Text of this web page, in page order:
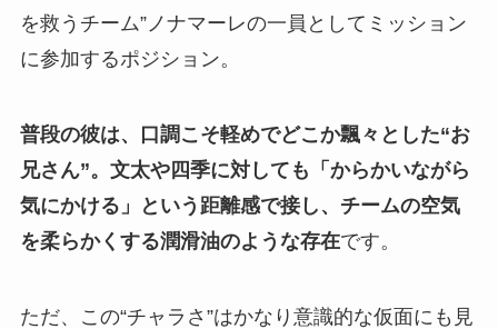
を救うチーム”ノナマーレの一員としてミッション
に参加するポジション。
普段の彼は、口調こそ軽めでどこか飄々とした“お
兄さん”。文太や四季に対しても「からかいながら
気にかける」という距離感で接し、チームの空気
を柔らかくする潤滑油のような存在です。
ただ、この“チャラさ”はかなり意識的な仮面にも見